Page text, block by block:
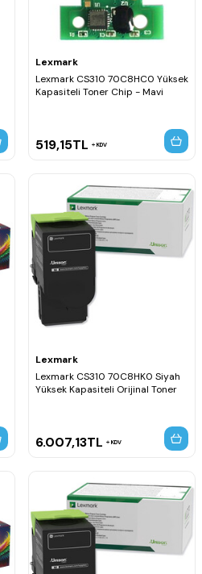
Lexmark
Lexmark CS310 70C8HC0 Yüksek
Kapasiteli Toner Chip - Mavi
519,15TL KDV
Lexmark
Lexmark CS310 70C8HK0 Siyah
Yüksek Kapasiteli Orijinal Toner
6.007,13TL KDV